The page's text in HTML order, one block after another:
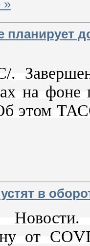
»
на фоне
этом
в
от